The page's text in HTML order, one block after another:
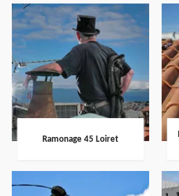
Ramonage 45 Loiret